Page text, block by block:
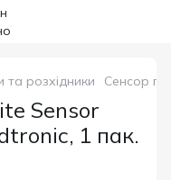
та розхідники Сенсор
Sensor
1 пак.